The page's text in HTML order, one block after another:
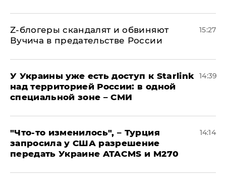
Z-блогеры скандалят и обвиняют
Вучича в предательстве России
15:27
У Украины уже есть доступ к Starlink
над территорией России: в одной
специальной зоне – СМИ
14:39
​"Что-то изменилось", – Турция
запросила у США разрешение
передать Украине ATACMS и M270
14:14